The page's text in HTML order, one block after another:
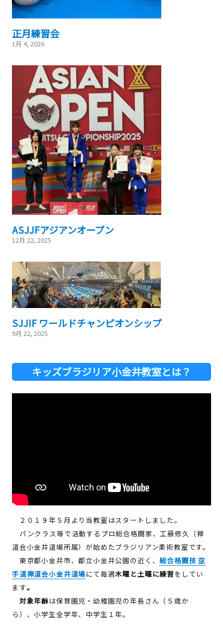
正月練習会
1月 4, 2026
ASJJFアジアンオープン
12月 22, 2025
SJJIF ワールドチャンピオンシップ
9月 22, 2025
キッズブラジリア小金井教室とは？
２０１９年５月より当教室はスタートしました。
パンクラス等で活動するプロ総合格闘家、工藤修久（禅
道会小金井道場所属）が始めたブラジリアン柔術教室です。
東京都小金井市、都立小金井公園の近く、総合格闘技 空
手道禅道会小金井道場にて毎週木曜と土曜に練習をしてい
ます。
対象年齢は保育園児・幼稚園児の年長さん（５歳か
ら）、小学生全学年、中学生１年。